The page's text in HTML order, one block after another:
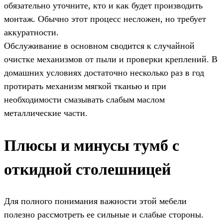
обязательно уточните, кто и как будет производить
монтаж. Обычно этот процесс несложен, но требует
аккуратности.
Обслуживание в основном сводится к случайной
очистке механизмов от пыли и проверки креплений. В
домашних условиях достаточно несколько раз в год
протирать механизм мягкой тканью и при
необходимости смазывать слабым маслом
металлические части.
Плюсы и минусы тумб с
откидной столешницей
Для полного понимания важности этой мебели
полезно рассмотреть ее сильные и слабые стороны.